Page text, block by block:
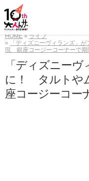
HOME
ライフ
「ディズニーヴィランズ」
現 銀座コージーコーナーで期
「ディズニー
に！ タルトや
座コージーコー